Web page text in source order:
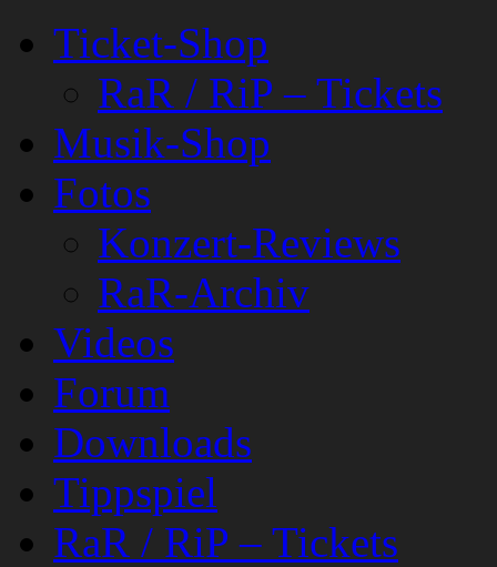
Ticket-Shop
RaR / RiP – Tickets
Musik-Shop
Fotos
Konzert-Reviews
RaR-Archiv
Videos
Forum
Downloads
Tippspiel
RaR / RiP – Tickets